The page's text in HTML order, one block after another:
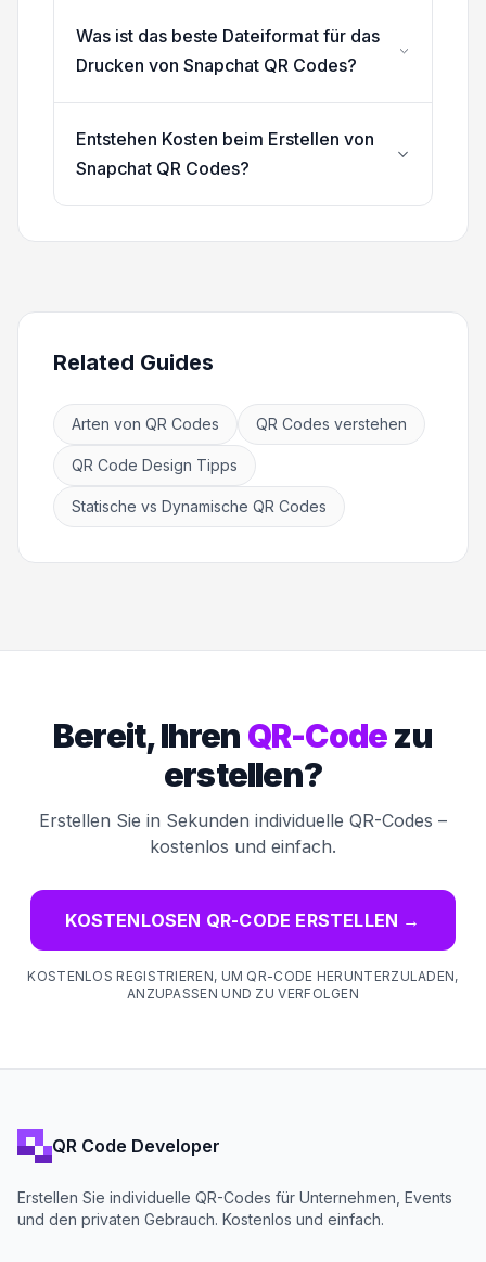
Was ist das beste Dateiformat für das
Drucken von Snapchat QR Codes?
Entstehen Kosten beim Erstellen von
Snapchat QR Codes?
Related Guides
Arten von QR Codes QR Codes verstehen
QR Code Design Tipps
Statische vs Dynamische QR Codes
Bereit, Ihren QR-Codezu
erstellen?
Erstellen Sie in Sekunden individuelle QR-Codes –
kostenlos und einfach.
KOSTENLOSEN QR-CODE ERSTELLEN →
KOSTENLOS REGISTRIEREN, UM QR-CODE HERUNTERZULADEN,
ANZUPASSEN UND ZU VERFOLGEN
QR Code Developer
Erstellen Sie individuelle QR-Codes für Unternehmen, Events
und den privaten Gebrauch. Kostenlos und einfach.